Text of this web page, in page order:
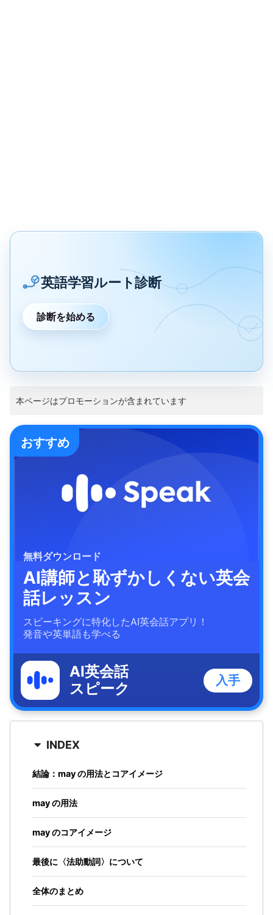
英語学習ルート診断
診断を始める
本ページはプロモーションが含まれています
おすすめ
無料ダウンロード
AI講師と恥ずかしくない英会
話レッスン
スピーキングに特化したAI英会話アプリ！
発音や英単語も学べる
AI英会話
スピーク
入手
INDEX
結論：may の用法とコアイメージ
may の用法
may のコアイメージ
最後に〈法助動詞〉について
全体のまとめ